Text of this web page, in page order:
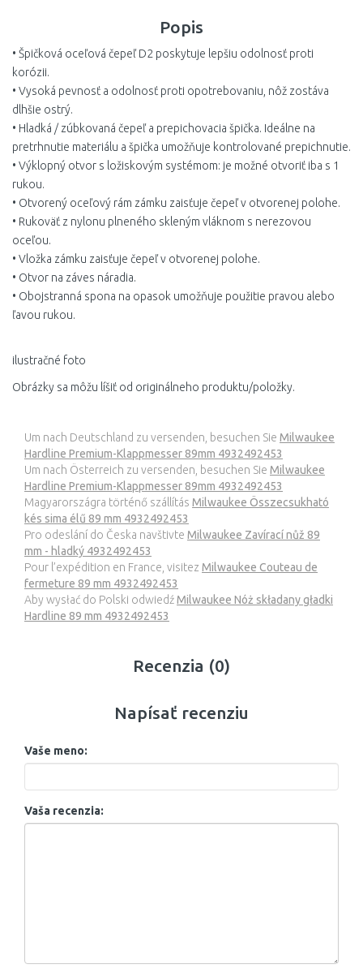
Popis
• Špičková oceľová čepeľ D2 poskytuje lepšiu odolnosť proti
korózii.
• Vysoká pevnosť a odolnosť proti opotrebovaniu, nôž zostáva
dlhšie ostrý.
• Hladká / zúbkovaná čepeľ a prepichovacia špička. Ideálne na
pretrhnutie materiálu a špička umožňuje kontrolované prepichnutie.
• Výklopný otvor s ložiskovým systémom: je možné otvoriť iba s 1
rukou.
• Otvorený oceľový rám zámku zaisťuje čepeľ v otvorenej polohe.
• Rukoväť z nylonu plneného skleným vláknom s nerezovou
oceľou.
• Vložka zámku zaisťuje čepeľ v otvorenej polohe.
• Otvor na záves náradia.
• Obojstranná spona na opasok umožňuje použitie pravou alebo
ľavou rukou.
ilustračné foto
Obrázky sa môžu líšiť od originálneho produktu/položky.
Um nach Deutschland zu versenden, besuchen Sie Milwaukee
Hardline Premium-Klappmesser 89mm 4932492453
Um nach Österreich zu versenden, besuchen Sie Milwaukee
Hardline Premium-Klappmesser 89mm 4932492453
Magyarországra történő szállítás Milwaukee Összecsukható
kés sima élű 89 mm 4932492453
Pro odeslání do Česka navštivte Milwaukee Zavírací nůž 89
mm - hladký 4932492453
Pour l’expédition en France, visitez Milwaukee Couteau de
fermeture 89 mm 4932492453
Aby wysłać do Polski odwiedźMilwaukee Nóż składany gładki
Hardline 89 mm 4932492453
Recenzia (0)
Napísať recenziu
Vaše meno:
Vaša recenzia: